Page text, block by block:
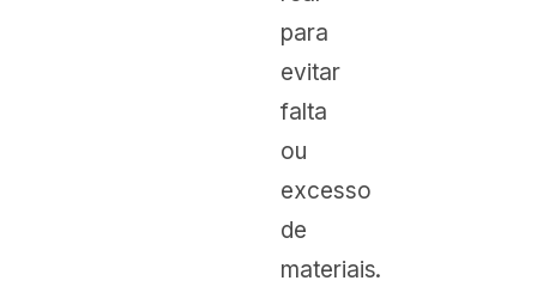
para
evitar
falta
ou
excesso
de
materiais.